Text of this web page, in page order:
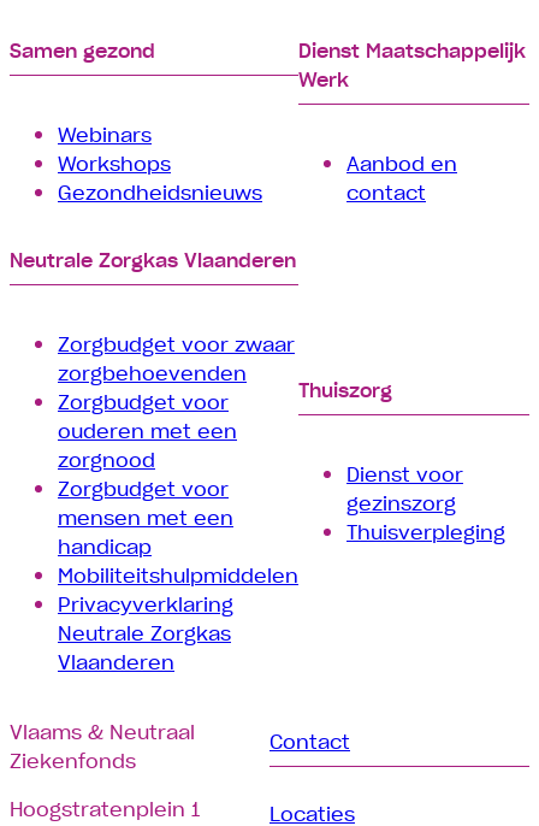
Samen gezond
Webinars
Workshops
Gezondheidsnieuws
Dienst Maatschappelijk
Werk
Aanbod en
contact
Neutrale Zorgkas Vlaanderen
Zorgbudget voor zwaar
zorgbehoevenden
Zorgbudget voor
ouderen met een
zorgnood
Zorgbudget voor
mensen met een
handicap
Mobiliteitshulpmiddelen
Privacyverklaring
Neutrale Zorgkas
Vlaanderen
Thuiszorg
Dienst voor
gezinszorg
Thuisverpleging
Vlaams & Neutraal
Ziekenfonds
Hoogstratenplein 1
Contact
Locaties